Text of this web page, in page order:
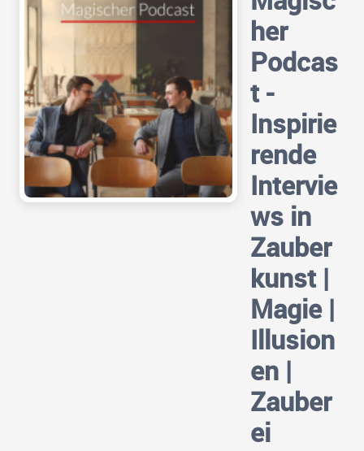
her
Podcas
t -
Inspirie
rende
Intervie
ws in
Zauber
kunst |
Magie |
Illusion
en |
Zauber
ei